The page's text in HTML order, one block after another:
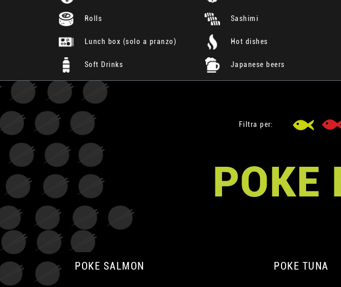
Rolls Sashimi
Lunch box (solo a pranzo) Hot dishes
Soft Drinks Japanese beers
Filtra per:
POKE
POKE SALMON POKE TUNA